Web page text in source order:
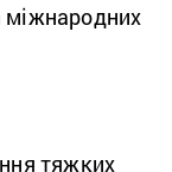
міжнародних
тяжких